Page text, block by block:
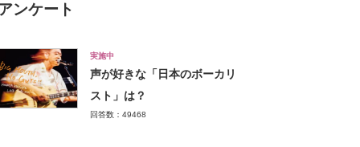
アンケート
実施中
声が好きな「日本のボーカリ
スト」は？
回答数：49468